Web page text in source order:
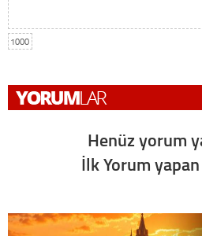
1000
Henüz yorum
İlk Yorum